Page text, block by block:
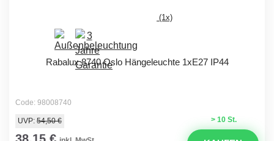
(1x)
Rabalux 8740 Oslo Hängeleuchte 1xE27 IP44
Code: 98008740
> 10 St.
UVP: 54,50 €
38,15 €